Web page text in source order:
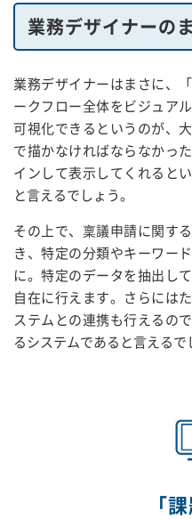
業務デザイナーの
業務デザイナーはまさに、
ークフロー全体をビジュア
可視化できるというのが、
で描かなければならなかっ
インして表示してくれると
と言えるでしょう。
その上で、稟議申請に関す
き、特定の分類やキーワー
に。特定のデータを抽出し
自在に行えます。さらには
ステムとの連携も行えるの
るシステムであると言えるで
「